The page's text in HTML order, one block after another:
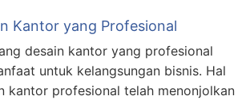
Kantor yang Profesional
desain kantor yang profesional
untuk kelangsungan bisnis. Hal
kantor profesional telah menonjolkan